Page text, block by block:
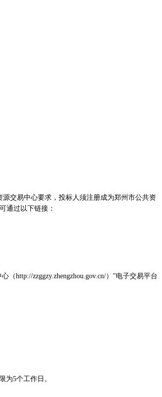
交易中心要求，投标人须注册成为郑州市公共资
通过以下链接：
http://zzggzy.zhengzhou.gov.cn/）”电子交易平台
为5个工作日。